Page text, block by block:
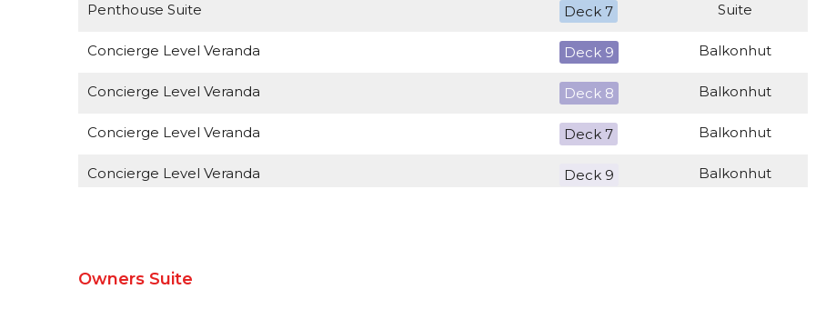
Penthouse Suite Deck 7 Suite
Concierge Level Veranda Deck 9 Balkonhut
Concierge Level Veranda Deck 8 Balkonhut
Concierge Level Veranda Deck 7 Balkonhut
Concierge Level Veranda Deck 9 Balkonhut
Owners Suite